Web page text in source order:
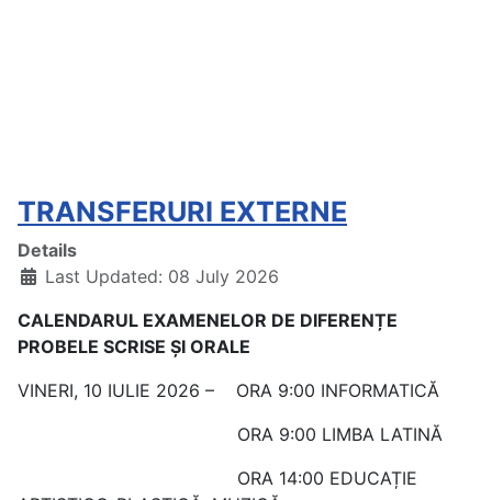
TRANSFERURI EXTERNE
Details
Last Updated: 08 July 2026
CALENDARUL EXAMENELOR DE DIFERENȚE
PROBELE SCRISE ȘI ORALE
VINERI, 10 IULIE 2026 – ORA 9:00 INFORMATICĂ
ORA 9:00 LIMBA LATINĂ
ORA 14:00 EDUCAȚIE